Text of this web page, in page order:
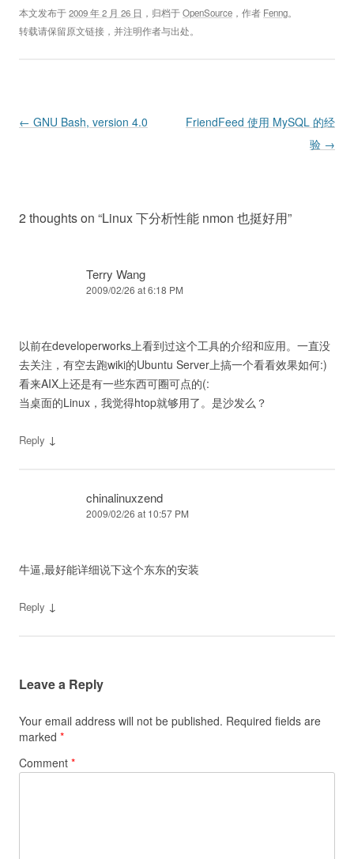
本文发布于2009 年 2 月 26 日 ，归档于OpenSource ，作者 Fenng。
转载请保留原文链接，并注明作者与出处。
Post navigation
← GNU Bash, version 4.0
FriendFeed 使用 MySQL 的经
验 →
2 thoughts on “Linux 下分析性能 nmon 也挺好用”
Terry Wang
2009/02/26 at 6:18 PM
以前在developerworks上看到过这个工具的介绍和应用。一直没
去关注，有空去跑wiki的Ubuntu Server上搞一个看看效果如何:)
看来AIX上还是有一些东西可圈可点的(:
当桌面的Linux，我觉得htop就够用了。是沙发么？
Reply ↓
chinalinuxzend
2009/02/26 at 10:57 PM
牛逼,最好能详细说下这个东东的安装
Reply ↓
Leave a Reply
Your email address will not be published. Required fields are
marked *
Comment *